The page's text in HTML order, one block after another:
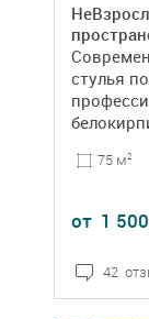
стулья
75 м2
от 1 500
42